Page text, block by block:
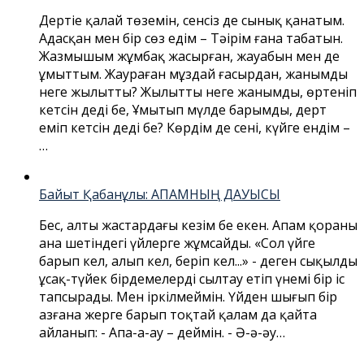
Дертіңе қалай төземін, сенсіз де сынық қанатым.
Адасқан мен бір сөз едім – Тәңірім ғана табатын.
Жазмышым жұмбақ жасырған, жауабын мен де
ұмыттым. Жаураған мұздай ғасырдан, жанымды
неге жылыттың? Жылыттың неге жанымды, өртеніп
кетсін дедің бе, Ұмытып мүлде барымды, дерт
еміп кетсін дедің бе? Көрдім де сені, күйге ендім –
…
Байыт Қабанұлы: АПАМНЫҢ ДАУЫСЫ
Бес, алты жастардағы кезім бе екен. Апам қораның
ана шетіндегі үйлерге жұмсайды. «Сол үйге
барып кел, алып кел, беріп кел...» - деген сықылды
ұсақ-түйек бірдемелерді сылтау етіп үнемі бір іс
тапсырады. Мен іркілмеймін. Үйден шығып бір
азғана жерге барып тоқтай қалам да қайта
айланып: - Апа-а-ау – деймін. - Ә-ә-әу…